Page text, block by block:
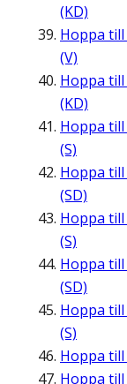
(KD)
Hoppa till
(V)
Hoppa till
(KD)
Hoppa till
(S)
Hoppa till
(SD)
Hoppa till
(S)
Hoppa till
(SD)
Hoppa till
(S)
Hoppa till
Hoppa till